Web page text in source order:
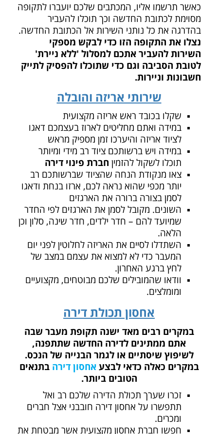
כאשר תרשמו אליו, המכתבים שלכם יועברו לתקופה
מסוימת לכתובת החדשה וכך תוכלו להעביר
בהדרגה את כל נותני השירות אל הכתובת החדשה.
נצלו את התקופה הזו כדי לבקש מספקי
השירות להעביר אתכם למסלול 'ללא ניירת'
לטובת הסביבה וגם כדי שתוכלו להפסיק לתייק
חשבונות וניירות.
שירותי אריזה והובלה
שקלו בכובד ראש אריזה מקצועית
במידה ואתם מחליטים לארוז בעצמכם דאגו
לציוד אריזה והיערכו זמן מספיק מראש
במידה ויש ברשותכם ציוד רב מידי ומיותר
תוכלו לשקול להזמין חברת פינוי דירה
צאו מנקודת הנחה שהציוד שברשותכם רב
יותר מכפי שהוא נראה לכם, ארזו בנחת ודאגו
לסמן בצורה ברורה את הארגזים
השונים. מקובל לסמן את הארגזים לפי החדר
שמיועד להם – חדר ילדים, חדר שינה, סלון וכן
הלאה.
השתדלו לסיים את האריזה לחלוטין לפני יום
המעבר כדי לא למצוא את עצמם במצב של
לחץ ברגע האחרון.
וודאו שהמובילים שלכם מבוטחים, מקצועיים
ומומלצים.
אחסון תכולת דירה
במקרים רבים מאד ישנה תקופת מעבר שבה
אתם ממתינים לדירה החדשה שתתפנה,
לשיפוץ שיסתיים או לגמר הבנייה של הנכס.
במקרים כאלה כדאי לבצעאחסון דירה בתנאים
הטובים ביותר.
זכרו שערך תכולת הדירה שלכם רב ואל
תתפשרו על אחסון דירה חובבני אצל חברים
ומכרים.
חפשו חברת אחסון מקצועית אשר מבטחת את